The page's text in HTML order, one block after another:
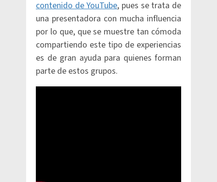
contenido de YouTube, pues se trata de
una presentadora con mucha influencia
por lo que, que se muestre tan cómoda
compartiendo este tipo de experiencias
es de gran ayuda para quienes forman
parte de estos grupos.